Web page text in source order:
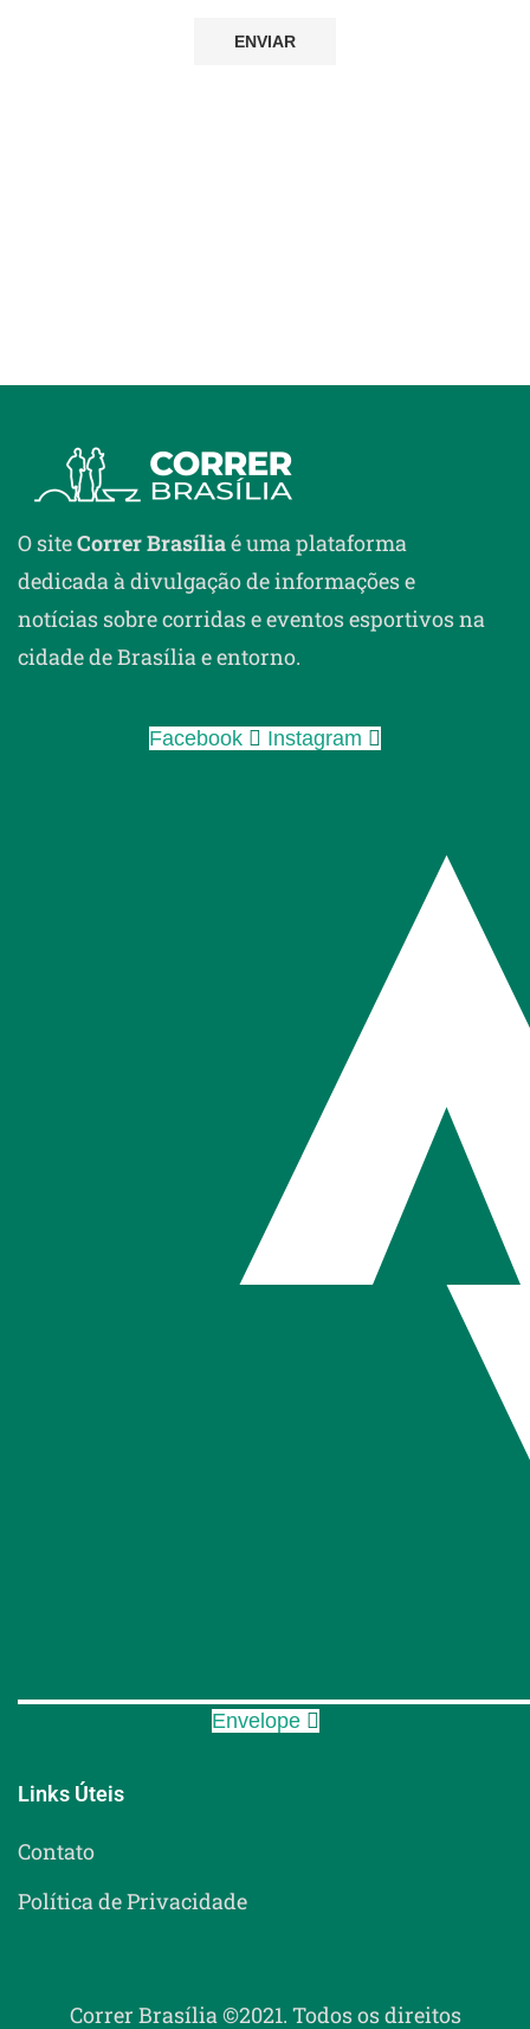
O siteCorrer Brasíliaé uma plataforma
dedicada à divulgação de informações e
notícias sobre corridas e eventos esportivos na
cidade de Brasília e entorno.
Facebook Instagram
Envelope
Links Úteis
Contato
Política de Privacidade
Correr Brasília ©2021. Todos os direitos